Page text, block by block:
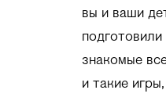
вы и ваши
знакомые
и такие